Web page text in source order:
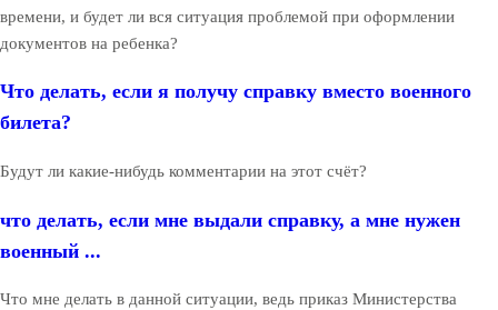
времени, и будет ли вся ситуация проблемой при оформлении
документов на ребенка?
Что делать, если я получу справку вместо военного
билета?
Будут ли какие-нибудь комментарии на этот счёт?
что делать, если мне выдали справку, а мне нужен
военный ...
Что мне делать в данной ситуации, ведь приказ Министерства